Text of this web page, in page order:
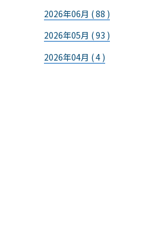
2026年06月 ( 88 )
2026年05月 ( 93 )
2026年04月 ( 4 )